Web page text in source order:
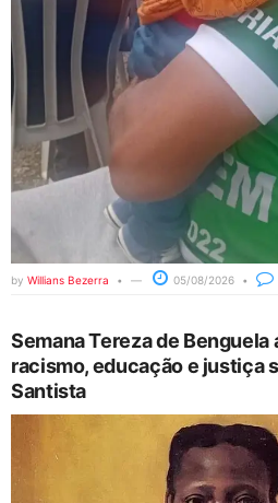
by Willians Bezerra 05/08/2026
Semana Tereza de
racismo, educação e justiça
Santista